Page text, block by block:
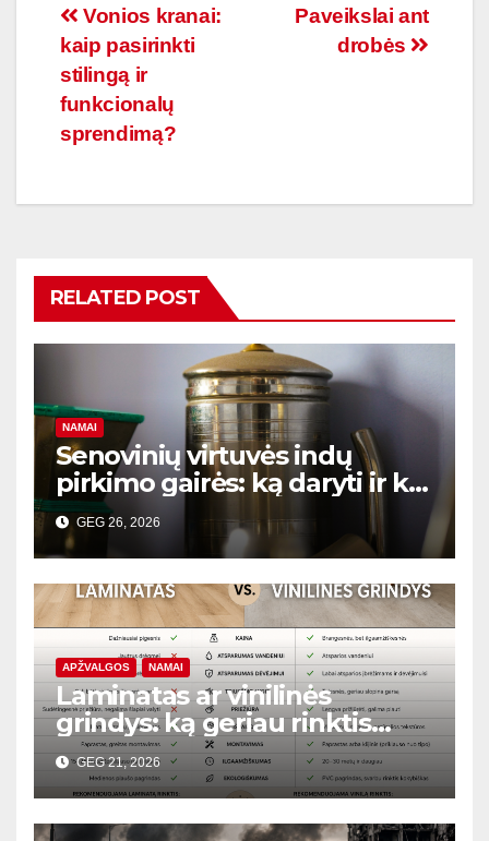
Navigacija
tarp
įrašų
Paveikslai ant
drobės
Vonios kranai:
kaip pasirinkti
stilingą ir
funkcionalų
sprendimą?
RELATED POST
NAMAI
Senovinių virtuvės indų
pirkimo gairės: ką daryti ir ko
vengti
GEG 26, 2026
APŽVALGOS NAMAI
Laminatas ar vinilinės
grindys: ką geriau rinktis
butui?
GEG 21, 2026